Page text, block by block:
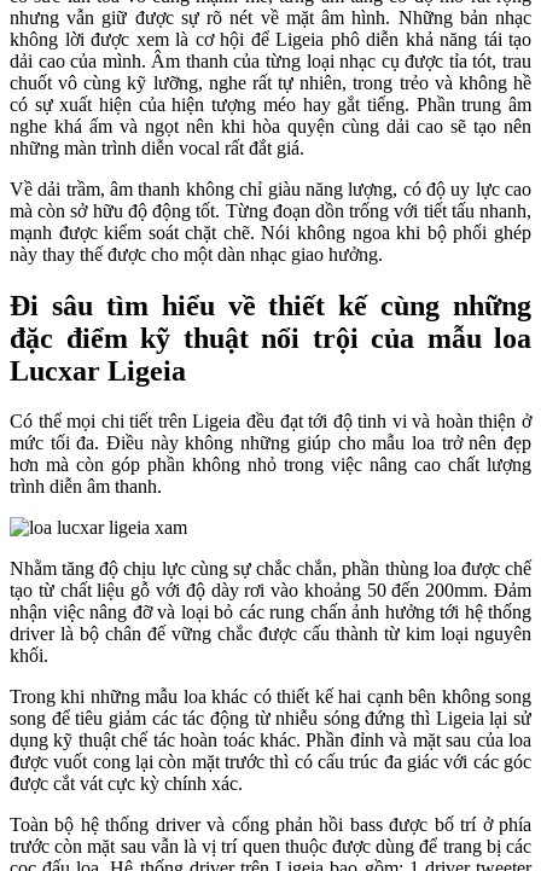
nhưng vẫn giữ được sự rõ nét về mặt âm hình. Những bản nhạc
không lời được xem là cơ hội để Ligeia phô diễn khả năng tái tạo
dải cao của mình. Âm thanh của từng loại nhạc cụ được tỉa tót, trau
chuốt vô cùng kỹ lưỡng, nghe rất tự nhiên, trong trẻo và không hề
có sự xuất hiện của hiện tượng méo hay gắt tiếng. Phần trung âm
nghe khá ấm và ngọt nên khi hòa quyện cùng dải cao sẽ tạo nên
những màn trình diễn vocal rất đắt giá.
Về dải trầm, âm thanh không chỉ giàu năng lượng, có độ uy lực cao
mà còn sở hữu độ động tốt. Từng đoạn dồn trống với tiết tấu nhanh,
mạnh được kiểm soát chặt chẽ. Nói không ngoa khi bộ phối ghép
này thay thế được cho một dàn nhạc giao hưởng.
Đi sâu tìm hiểu về thiết kế cùng những
đặc điểm kỹ thuật nổi trội của mẫu loa
Lucxar Ligeia
Có thể mọi chi tiết trên Ligeia đều đạt tới độ tinh vi và hoàn thiện ở
mức tối đa. Điều này không những giúp cho mẫu loa trở nên đẹp
hơn mà còn góp phần không nhỏ trong việc nâng cao chất lượng
trình diễn âm thanh.
Nhằm tăng độ chịu lực cùng sự chắc chắn, phần thùng loa được chế
tạo từ chất liệu gỗ với độ dày rơi vào khoảng 50 đến 200mm. Đảm
nhận việc nâng đỡ và loại bỏ các rung chấn ảnh hưởng tới hệ thống
driver là bộ chân đế vững chắc được cấu thành từ kim loại nguyên
khối.
Trong khi những mẫu loa khác có thiết kế hai cạnh bên không song
song để tiêu giảm các tác động từ nhiễu sóng đứng thì Ligeia lại sử
dụng kỹ thuật chế tác hoàn toác khác. Phần đỉnh và mặt sau của loa
được vuốt cong lại còn mặt trước thì có cấu trúc đa giác với các góc
được cắt vát cực kỳ chính xác.
Toàn bộ hệ thống driver và cổng phản hồi bass được bố trí ở phía
trước còn mặt sau vẫn là vị trí quen thuộc được dùng để trang bị các